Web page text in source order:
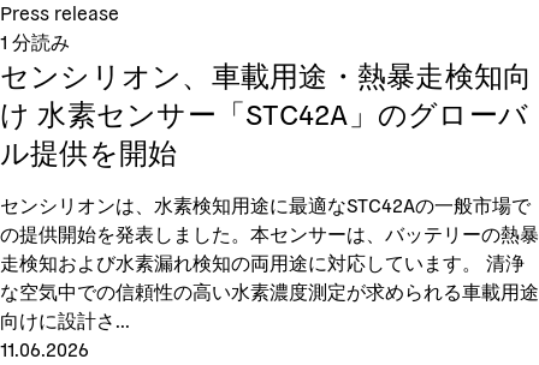
Press release
1 分読み
センシリオン、車載用途・熱暴走検知向
け 水素センサー「STC42A」のグローバ
ル提供を開始
センシリオンは、水素検知用途に最適なSTC42Aの一般市場で
の提供開始を発表しました。本センサーは、バッテリーの熱暴
走検知および水素漏れ検知の両用途に対応しています。 清浄
な空気中での信頼性の高い水素濃度測定が求められる車載用途
向けに設計さ...
11.06.2026